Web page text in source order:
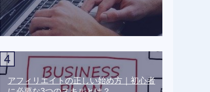
アフィリエイトの正しい始め方｜初心者